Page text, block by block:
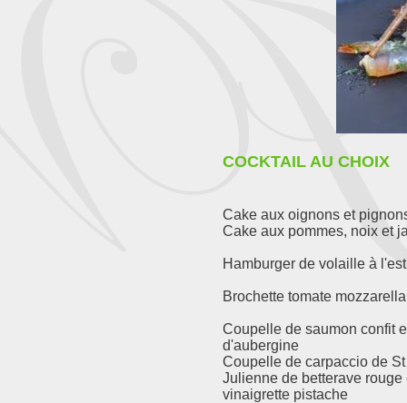
COCKTAIL AU CHOIX
Cake aux oignons et
Cake aux pommes, noix et
Hamburger de volaille à
Brochette tomate mozzarella
Coupelle de saumon confit
d'aubergine
Coupelle de carpaccio de
Julienne de betterave rouge
vinaigrette pistache